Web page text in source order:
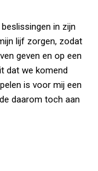
in zijn
lijf zorgen, zodat
geven en op een
dat we komend
is voor mij een
daarom toch aan